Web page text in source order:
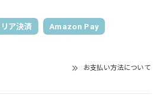
ア決済 Amazon Pay
お支払い方法について